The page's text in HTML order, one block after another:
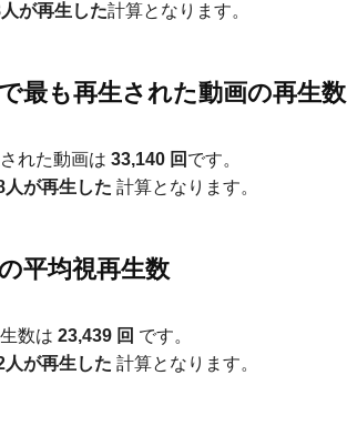
が再生した計算となります。
最も再生された動画の再生数
れた動画は 33,140 回 です。
人が再生した 計算となります。
平均視再生数
数は 23,439 回 です。
人が再生した 計算となります。